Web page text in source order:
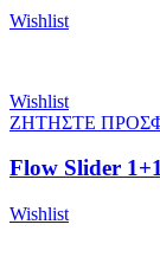
Wishlist
Wishlist
ΖΗΤΗΣΤΕ
Flow Slider
Wishlist